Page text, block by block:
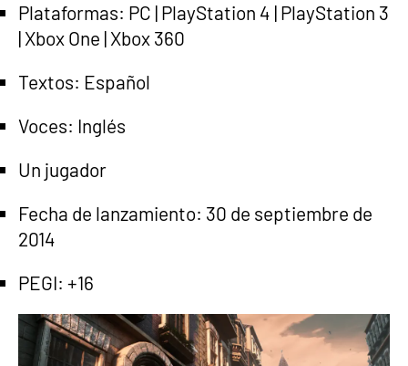
Plataformas: PC | PlayStation 4 | PlayStation 3
| Xbox One | Xbox 360
Textos: Español
Voces: Inglés
Un jugador
Fecha de lanzamiento: 30 de septiembre de
2014
PEGI: +16